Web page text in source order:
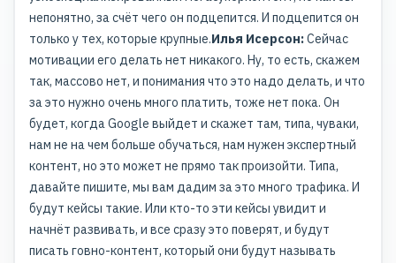
непонятно, за счёт чего он подцепится. И подцепится он
только у тех, которые крупные.Илья Исерсон:Сейчас
мотивации его делать нет никакого. Ну, то есть, скажем
так, массово нет, и понимания что это надо делать, и что
за это нужно очень много платить, тоже нет пока. Он
будет, когда Google выйдет и скажет там, типа, чуваки,
нам не на чем больше обучаться, нам нужен экспертный
контент, но это может не прямо так произойти. Типа,
давайте пишите, мы вам дадим за это много трафика. И
будут кейсы такие. Или кто-то эти кейсы увидит и
начнёт развивать, и все сразу это поверят, и будут
писать говно-контент, который они будут называть